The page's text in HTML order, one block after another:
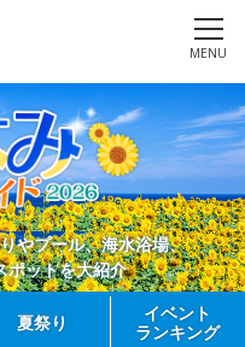
MENU
やプール、海水浴場、
ポットを大紹介
夏祭り
イベント
ランキング